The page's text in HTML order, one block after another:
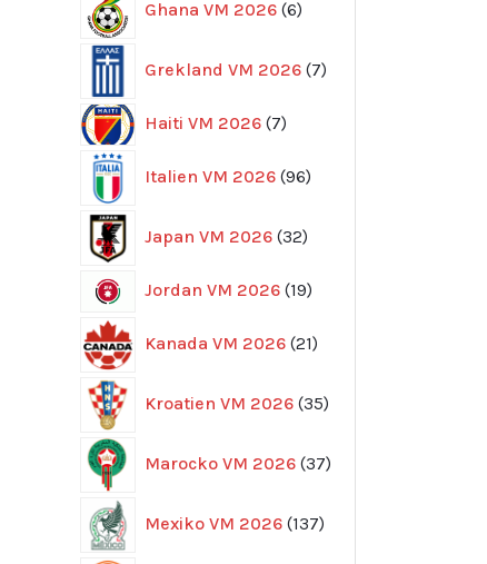
Ghana VM 2026 6
produkter
Grekland VM 2026 7
produkter
Haiti VM 2026 77
Italien VM 2026 96
produkter
Japan VM 2026 32
produkter
Jordan VM 2026 1919
Kanada VM 2026 21
produkter
Kroatien VM 2026 35
produkter
Marocko VM 2026 37
produkter
Mexiko VM 2026 137
produkter